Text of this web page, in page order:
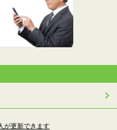
が更新できます